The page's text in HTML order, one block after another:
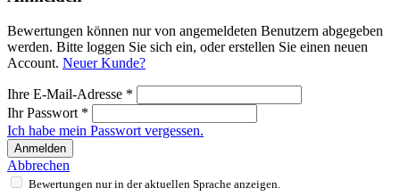
Bewertungen können nur von angemeldeten Benutzern abgegeben
werden. Bitte loggen Sie sich ein, oder erstellen Sie einen neuen
Account. Neuer Kunde?
Ihre E-Mail-Adresse *
Ihr Passwort *
Ich habe mein Passwort vergessen.
Anmelden
Abbrechen
Bewertungen nur in der aktuellen Sprache anzeigen.